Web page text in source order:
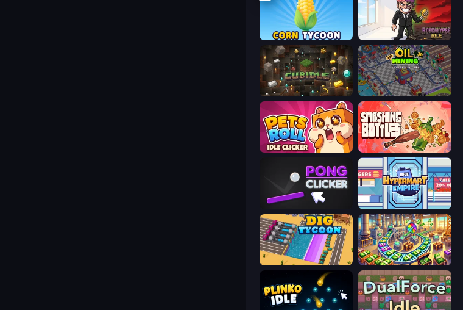
Corn Tycoon Rotcalypse: Idle Incremental
Cubidle Oil Mining 3D: Petrol Factory
Pets Roll: Idle Clicker Smashing Bottles
Pong Clicker Idle Hypermart Empire
Dig Tycoon Money Factory: Tycoon Idle Game